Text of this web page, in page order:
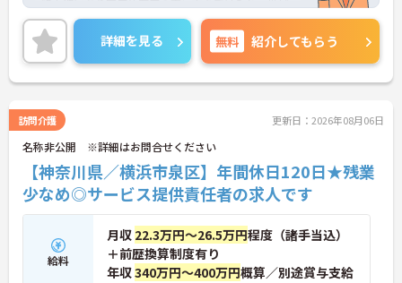
医療を支える社会的意義の高い事業を推進していま
す。現場には看護師が24時間常駐しています。急変
時の対応や医療行為は看護師が担当するため、初任
者研修や実務者研修の方も食事介助や入浴介助など
の生活を支えるケアに専念できる環境です。多職種
連携の体制がしっかりと整っています。働き方の面
では、夜勤明けの翌日が原則として公休となるほ
か、月平均の残業時間も5時間から7時間程度とかな
り少なめです。常勤スタッフの比率が90パーセント
を超えているため急な勤務変更が発生しにくく、あ
らかじめ決められた訪問予定表に沿って規則正しく
働けます。入職後は現場スタッフによるお一人おひ
とりに合わせた個別のOJT研修が実施されます。eラ
ーニングも導入されており、多職種と連携しながら
専門性を着実に深めていける環境が用意されていま
詳細を見る 無料 紹介してもらう
訪問介護 更新日：2026年08月06日
名称非公開 ※詳細はお問合せください
【神奈川県／横浜市泉区】年間休日120日★残業
少なめ◎サービス提供責任者の求人です
給料
月収 22.3万円～26.5万円程度（諸手当込）
＋前歴換算制度有り
年収340万円～400万円概算／別途賞与支給